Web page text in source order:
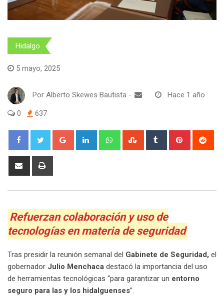
Hidalgo
5 mayo, 2025
Por Alberto Skewes Bautista - Hace 1 año
0 637
Google+ LinkedIn WhatsappStumbleUpon
Tumblr Pinterest
Share
Refuerzan colaboración y uso de
tecnologías en materia de seguridad
Tras presidir la reunión semanal del Gabinete de Seguridad, el
gobernador Julio Menchaca destacó la importancia del uso
de herramientas tecnológicas “para garantizar un entorno
seguro para las y los hidalguenses”.